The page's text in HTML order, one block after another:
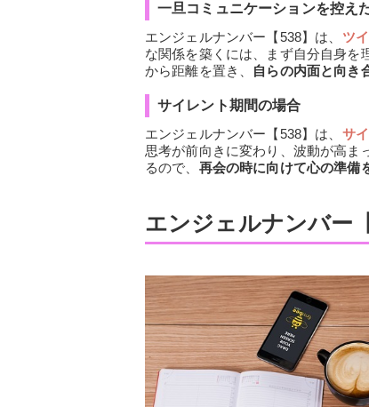
一旦コミュニケーションを控え
エンジェルナンバー【538】は、 ツ
な関係を築くには、まず自分自身を
から距離を置き、
自らの内面と向き
サイレント期間の場合
エンジェルナンバー【538】は、 サ
思考が前向きに変わり、波動が高ま
るので、 再会の時に向けて心の準備
エンジェルナンバー